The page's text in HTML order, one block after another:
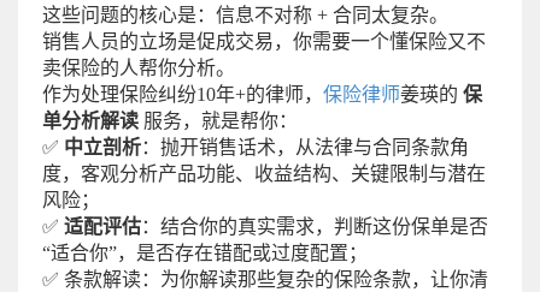
这些问题的核心是：信息不对称 + 合同太复杂。
销售人员的立场是促成交易，你需要一个懂保险又不
卖保险的人帮你分析。
作为处理保险纠纷10年+的律师， 保险律师姜瑛的 保
单分析解读 服务，就是帮你：
✅ 中立剖析：抛开销售话术，从法律与合同条款角
度，客观分析产品功能、收益结构、关键限制与潜在
风险；
✅ 适配评估：结合你的真实需求，判断这份保单是否
“适合你”，是否存在错配或过度配置；
✅ 条款解读：为你解读那些复杂的保险条款，让你清